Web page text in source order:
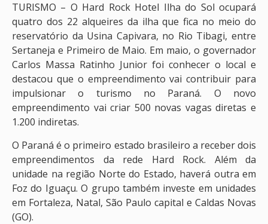
TURISMO – O Hard Rock Hotel Ilha do Sol ocupará
quatro dos 22 alqueires da ilha que fica no meio do
reservatório da Usina Capivara, no Rio Tibagi, entre
Sertaneja e Primeiro de Maio. Em maio, o governador
Carlos Massa Ratinho Junior foi conhecer o local e
destacou que o empreendimento vai contribuir para
impulsionar o turismo no Paraná. O novo
empreendimento vai criar 500 novas vagas diretas e
1.200 indiretas.
O Paraná é o primeiro estado brasileiro a receber dois
empreendimentos da rede Hard Rock. Além da
unidade na região Norte do Estado, haverá outra em
Foz do Iguaçu. O grupo também investe em unidades
em Fortaleza, Natal, São Paulo capital e Caldas Novas
(GO).